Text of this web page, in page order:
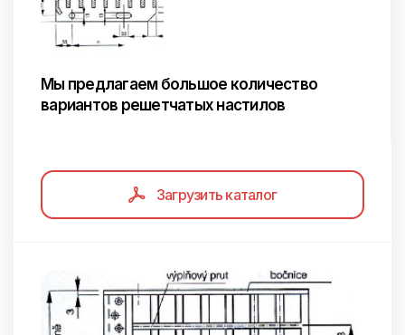
Мы предлагаем большое количество
вариантов решетчатых настилов
Загрузить каталог